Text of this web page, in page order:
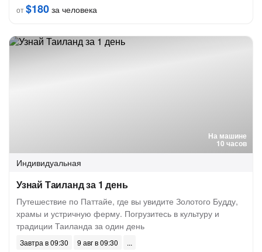
от$180 за человека
На машине
10 часов
Индивидуальная
Узнай Таиланд за 1 день
Путешествие по Паттайе, где вы увидите Золотого Будду,
храмы и устричную ферму. Погрузитесь в культуру и
традиции Таиланда за один день
Завтра в 09:30
9 авг в 09:30